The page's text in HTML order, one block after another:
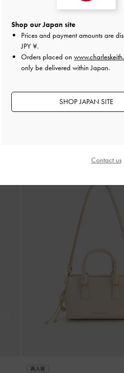
バ
Kerry ミニケリー トートバッグ-
再入荷
Shop our Japan site
Prices and payment amounts are
JPY ¥.
Orders placed on
only be delivered within Japan.
SHOP JAPAN SITE
Contact us